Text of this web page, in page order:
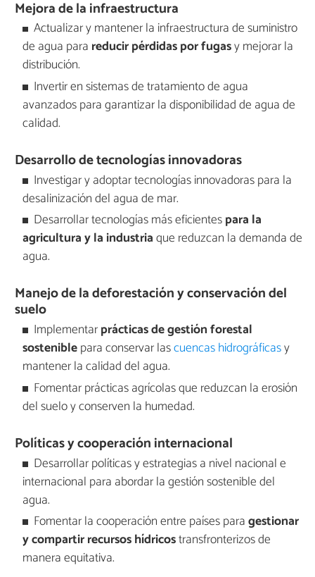
Mejora de la infraestructura
Actualizar y mantener la infraestructura de suministro
de agua para reducir pérdidas por fugasy mejorar la
distribución.
Invertir en sistemas de tratamiento de agua
avanzados para garantizar la disponibilidad de agua de
calidad.
Desarrollo de tecnologías innovadoras
Investigar y adoptar tecnologías innovadoras para la
desalinización del agua de mar.
Desarrollar tecnologías más eficientespara la
agricultura y la industriaque reduzcan la demanda de
agua.
Manejo de la deforestación y conservación del
suelo
Implementarprácticas de gestión forestal
sosteniblepara conservar lascuencas hidrográficasy
mantener la calidad del agua.
Fomentar prácticas agrícolas que reduzcan la erosión
del suelo y conserven la humedad.
Políticas y cooperación internacional
Desarrollar políticas y estrategias a nivel nacional e
internacional para abordar la gestión sostenible del
agua.
Fomentar la cooperación entre países paragestionar
y compartir recursos hídricostransfronterizos de
manera equitativa.